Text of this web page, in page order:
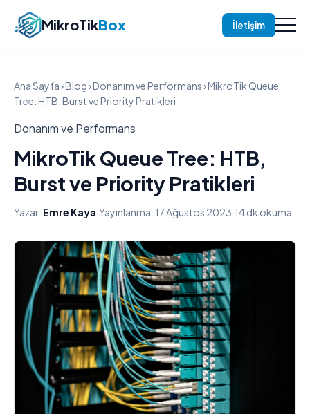
MikroTikBox İletişim
Ana Sayfa›Blog›Donanım ve Performans› MikroTik Queue
Tree: HTB, Burst ve Priority Pratikleri
Donanım ve Performans
MikroTik Queue Tree: HTB,
Burst ve Priority Pratikleri
Yazar: Emre Kaya·Yayınlanma: 17 Ağustos 2023·14 dk okuma